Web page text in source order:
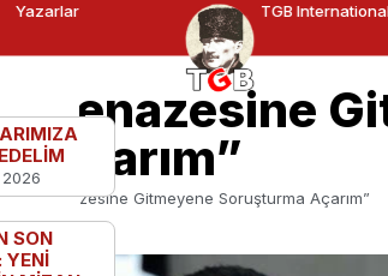
Yazarlar TGB
Cenazesine
Açarım”
Cenazesine Gitmeyene Soruşturma Açarım”
SON
YENİ